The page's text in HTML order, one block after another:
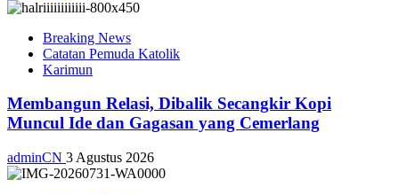
Breaking News
Catatan Pemuda Katolik
Karimun
Membangun Relasi, Dibalik Secangkir Kopi
Muncul Ide dan Gagasan yang Cemerlang
adminCN 3 Agustus 2026